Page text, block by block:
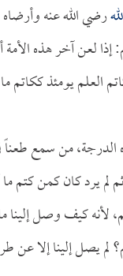
رضي الله عنه
لعن آخر هذه الأمة
العلم يومئذ ككاتم
الدرجة، من سمع طعناً
لم يرد كان كمن كتم
لأنه كيف وصل إلينا
لم يصل إلينا إلا عن